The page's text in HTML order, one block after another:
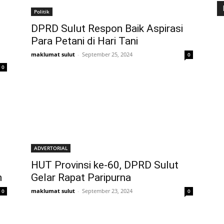
0
Politik
DPRD Sulut Respon Baik Aspirasi
Para Petani di Hari Tani
maklumat sulut - September 25, 2024 0
0
ADVERTORIAL
HUT Provinsi ke-60, DPRD Sulut
Gelar Rapat Paripurna
maklumat sulut - September 23, 2024 0